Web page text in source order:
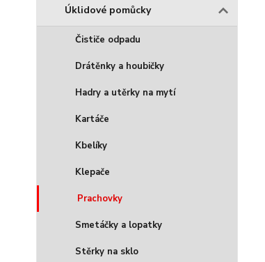
Úklidové pomůcky
Čističe odpadu
Drátěnky a houbičky
Hadry a utěrky na mytí
Kartáče
Kbelíky
Klepače
Prachovky
Smetáčky a lopatky
Stěrky na sklo